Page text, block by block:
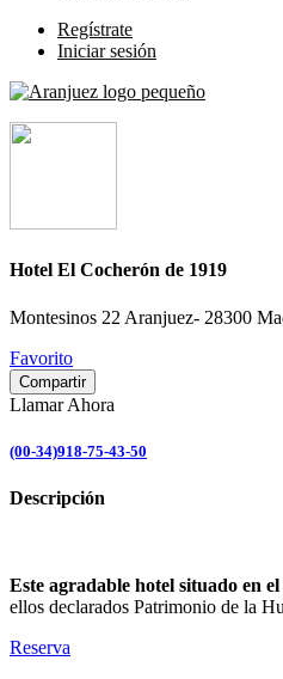
Regístrate
Iniciar sesión
Hotel El Cocherón de 1919
Montesinos 22 Aranjuez- 28300
Favorito
Compartir
Llamar Ahora
(00-34)918-75-43-50
Descripción
Este agradable hotel situado en
ellos declarados Patrimonio de la
Reserva